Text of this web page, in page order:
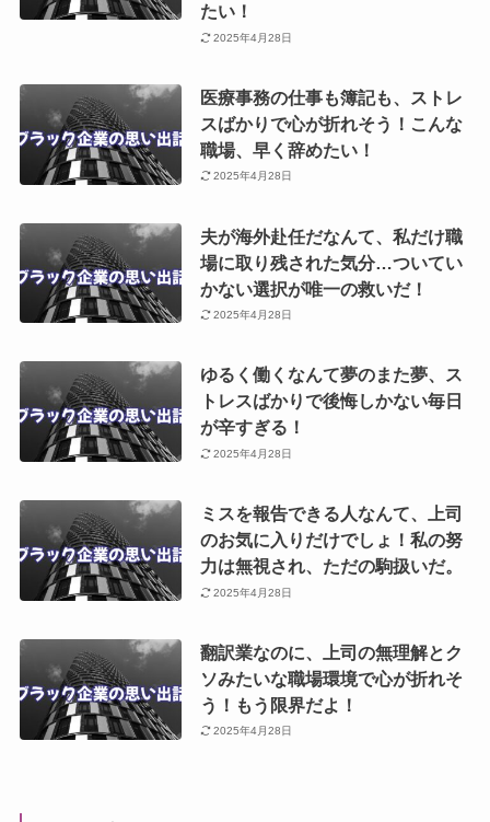
たい！
2025年4月28日
医療事務の仕事も簿記も、ストレ
スばかりで心が折れそう！こんな
職場、早く辞めたい！
2025年4月28日
夫が海外赴任だなんて、私だけ職
場に取り残された気分…ついてい
かない選択が唯一の救いだ！
2025年4月28日
ゆるく働くなんて夢のまた夢、ス
トレスばかりで後悔しかない毎日
が辛すぎる！
2025年4月28日
ミスを報告できる人なんて、上司
のお気に入りだけでしょ！私の努
力は無視され、ただの駒扱いだ。
2025年4月28日
翻訳業なのに、上司の無理解とク
ソみたいな職場環境で心が折れそ
う！もう限界だよ！
2025年4月28日